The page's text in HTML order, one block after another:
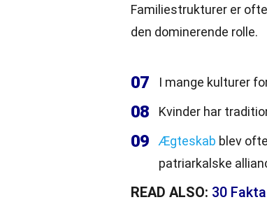
Familiestrukturer er
den dominerende rolle.
07 I mange kulturer
08 Kvinder har
09 Ægteskab blev
patriarkalske
READ ALSO: 30